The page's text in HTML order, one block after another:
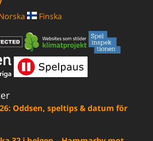
Finska
Oddsen, speltips & datum för